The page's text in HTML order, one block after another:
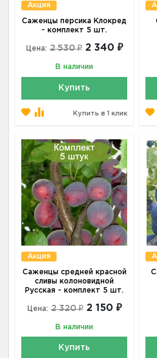
Акция
Саженцы персика Клокред
- комплект 5 шт.
Цена: 2 530 ₽ 2 340 ₽
В наличии
Купить
Купить в 1 клик
Акция
Саженцы средней красной
сливы колоновидной
Русская - комплект 5 шт.
Цена: 2 320 ₽ 2 150 ₽
В наличии
Купить